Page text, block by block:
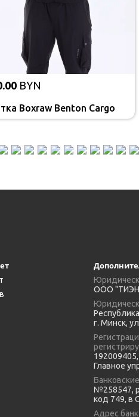
BYN
Boxraw Benton Cargo
ООО
г. Минск,
Главное
№258547,
код 749, в
Адрес